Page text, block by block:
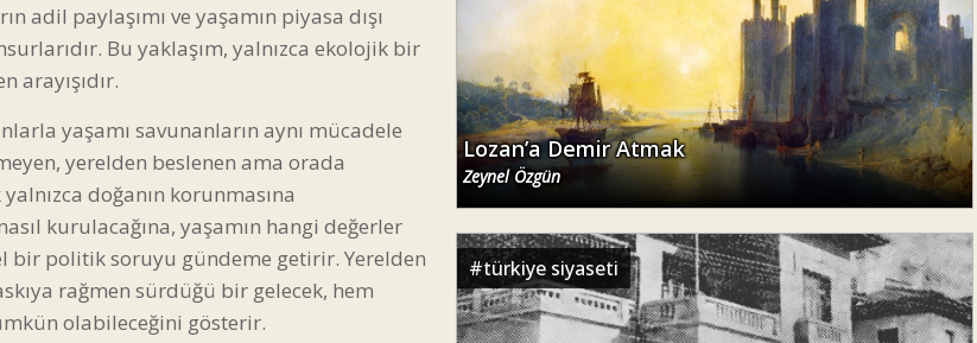
paylaşımı ve yaşamın piyasa dışı
Bu yaklaşım, yalnızca ekolojik bir
yaşamı savunanların aynı mücadele
yerelden beslenen ama orada
doğanın korunmasına
kurulacağına, yaşamın hangi değerler
bir politik soruyu gündeme getirir. Yerelden
rağmen sürdüğü bir gelecek, hem
olabileceğini gösterir.
Lozan’a Demir Atmak
Zeynel Özgün
#türkiye siyaseti